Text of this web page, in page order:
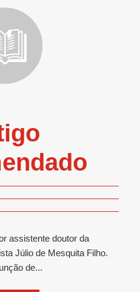
assistente doutor da
Júlio de Mesquita Filho.
de...